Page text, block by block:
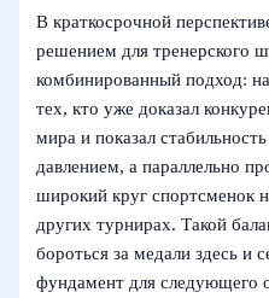
В краткосрочной
решением для тренерского
комбинированный подход:
тех, кто уже доказал
мира и показал
давлением, а параллельно
широкий круг спортсменок
других турнирах. Такой
бороться за медали здесь и
фундамент для следующего